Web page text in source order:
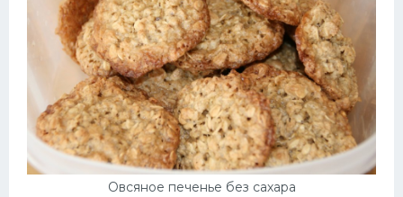
Овсяное печенье без сахара